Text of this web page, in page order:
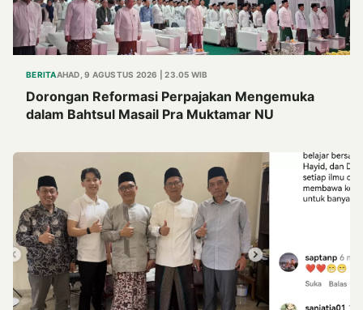
BERITAAHAD, 9 AGUSTUS 2026 | 23.05 WIB
Dorongan Reformasi Perpajakan Mengemuka
dalam Bahtsul Masail Pra Muktamar NU